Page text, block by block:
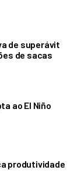
de superávit
de sacas
ao El Niño
produtividade